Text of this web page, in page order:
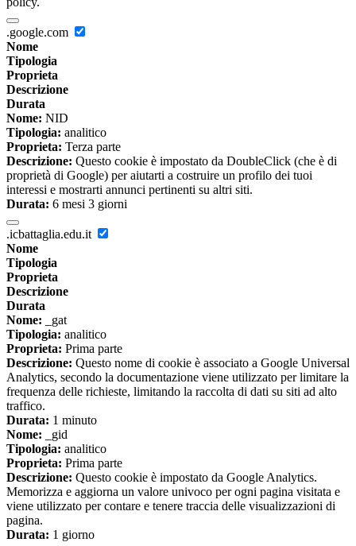
.google.com
Nome
Tipologia
Proprieta
Descrizione
Durata
Nome: NID
Tipologia: analitico
Proprieta: Terza parte
Descrizione: Questo cookie è impostato da DoubleClick (che è di
proprietà di Google) per aiutarti a costruire un profilo dei tuoi
interessi e mostrarti annunci pertinenti su altri siti.
Durata: 6 mesi 3 giorni
.icbattaglia.edu.it
Nome
Tipologia
Proprieta
Descrizione
Durata
Nome: _gat
Tipologia: analitico
Proprieta: Prima parte
Descrizione: Questo nome di cookie è associato a Google Universal
Analytics, secondo la documentazione viene utilizzato per limitare la
frequenza delle richieste, limitando la raccolta di dati su siti ad alto
traffico.
Durata: 1 minuto
Nome: _gid
Tipologia: analitico
Proprieta: Prima parte
Descrizione: Questo cookie è impostato da Google Analytics.
Memorizza e aggiorna un valore univoco per ogni pagina visitata e
viene utilizzato per contare e tenere traccia delle visualizzazioni di
pagina.
Durata: 1 giorno